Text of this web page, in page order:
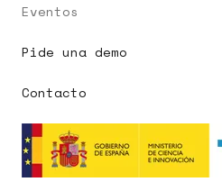
Eventos
Pide una demo
Contacto